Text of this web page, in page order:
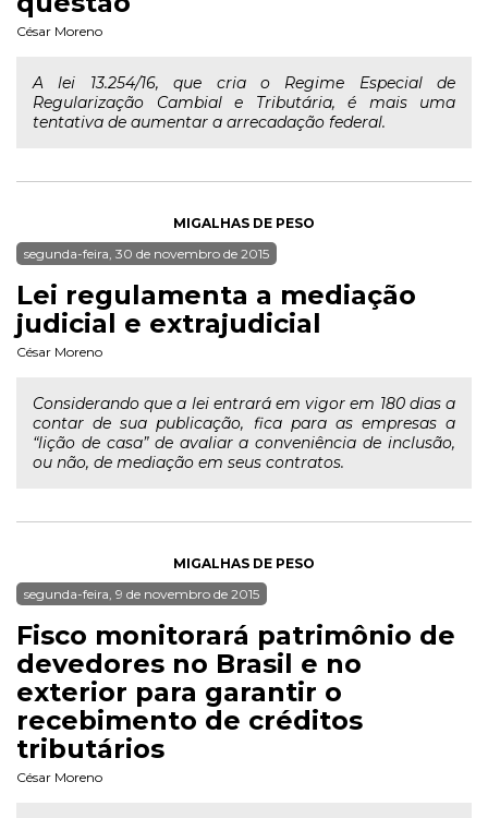
César Moreno
A lei 13.254/16, que cria o Regime Especial de
Regularização Cambial e Tributária, é mais uma
tentativa de aumentar a arrecadação federal.
MIGALHAS DE PESO
segunda-feira, 30 de novembro de 2015
Lei regulamenta a mediação
judicial e extrajudicial
César Moreno
Considerando que a lei entrará em vigor em 180 dias a
contar de sua publicação, fica para as empresas a
“lição de casa” de avaliar a conveniência de inclusão,
ou não, de mediação em seus contratos.
MIGALHAS DE PESO
segunda-feira, 9 de novembro de 2015
Fisco monitorará patrimônio de
devedores no Brasil e no
exterior para garantir o
recebimento de créditos
tributários
César Moreno